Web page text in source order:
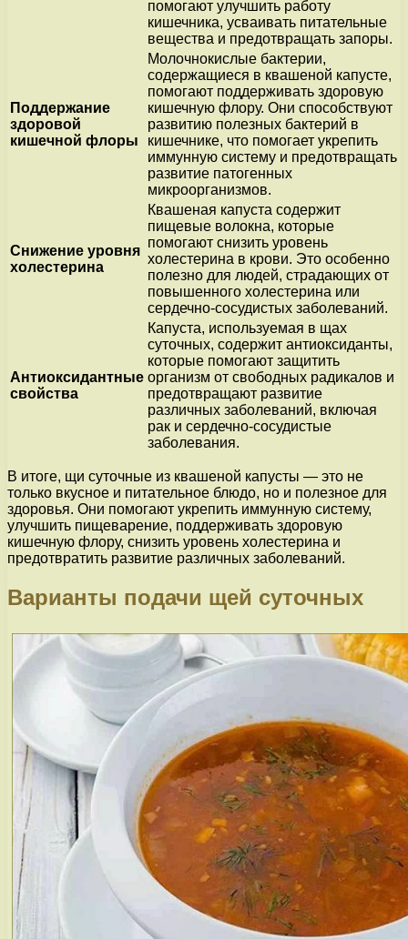
помогают улучшить работу
кишечника, усваивать питательные
вещества и предотвращать запоры.
Поддержание
здоровой
кишечной флоры
Молочнокислые бактерии,
содержащиеся в квашеной капусте,
помогают поддерживать здоровую
кишечную флору. Они способствуют
развитию полезных бактерий в
кишечнике, что помогает укрепить
иммунную систему и предотвращать
развитие патогенных
микроорганизмов.
Снижение уровня
холестерина
Квашеная капуста содержит
пищевые волокна, которые
помогают снизить уровень
холестерина в крови. Это особенно
полезно для людей, страдающих от
повышенного холестерина или
сердечно-сосудистых заболеваний.
Антиоксидантные
свойства
Капуста, используемая в щах
суточных, содержит антиоксиданты,
которые помогают защитить
организм от свободных радикалов и
предотвращают развитие
различных заболеваний, включая
рак и сердечно-сосудистые
заболевания.
В итоге, щи суточные из квашеной капусты — это не
только вкусное и питательное блюдо, но и полезное для
здоровья. Они помогают укрепить иммунную систему,
улучшить пищеварение, поддерживать здоровую
кишечную флору, снизить уровень холестерина и
предотвратить развитие различных заболеваний.
Варианты подачи щей суточных